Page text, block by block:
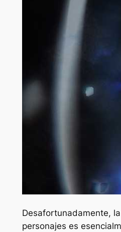
Desafortunadamente,
personajes es